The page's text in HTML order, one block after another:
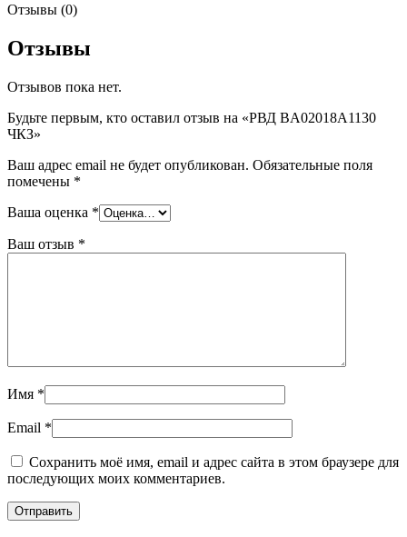
Отзывы (0)
Отзывы
Отзывов пока нет.
Будьте первым, кто оставил отзыв на «РВД BA02018A1130
ЧКЗ»
Ваш адрес email не будет опубликован. Обязательные поля
помечены *
Ваша оценка *
Ваш отзыв *
Имя *
Email *
Сохранить моё имя, email и адрес сайта в этом браузере для
последующих моих комментариев.